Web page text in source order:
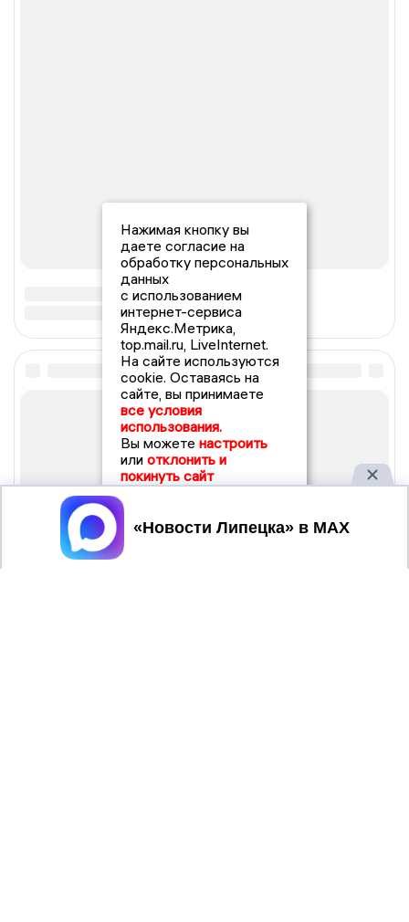
Нажимая кнопку вы
даете согласие на
обработку персональных
данных
с использованием
интернет-сервиса
Яндекс.Метрика,
top.mail.ru, LiveInternet.
На сайте используются
cookie. Оставаясь на
сайте, вы принимаете
все условия
использования.
Вы можете настроить
или отклонить и
покинуть сайт
Принять